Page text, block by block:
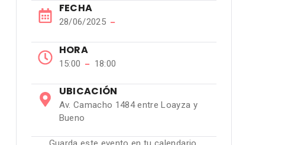
FECHA
28/06/2025 −
HORA
15:00 − 18:00
UBICACIÓN
Av. Camacho 1484 entre Loayza y
Bueno